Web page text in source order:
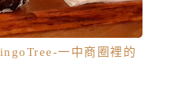
一中商圈裡的